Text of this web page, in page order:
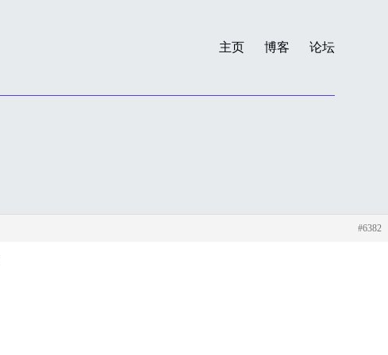
主页 博客 论坛
#6382